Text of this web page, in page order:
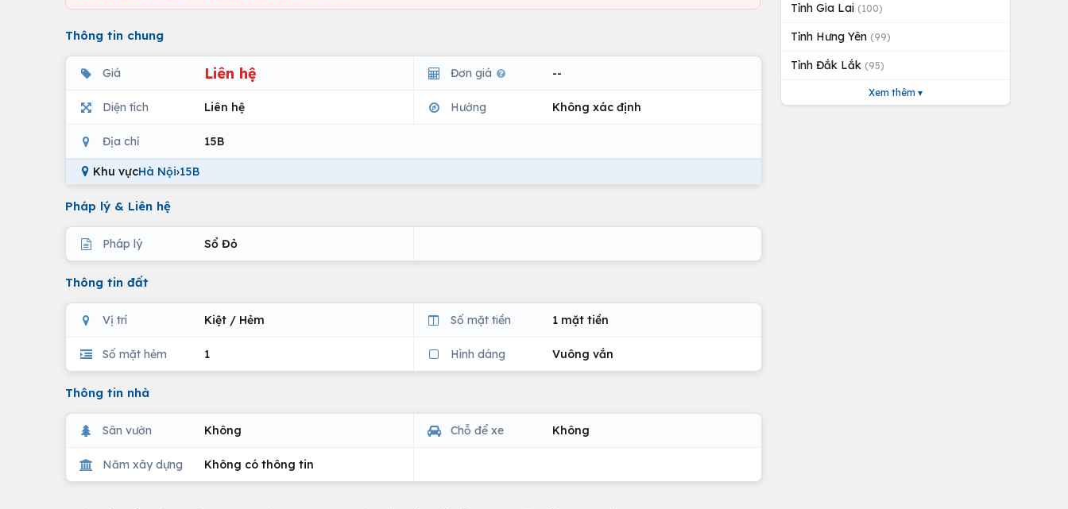
Thông tin chung
Giá Liên hệ Đơn giá --
Diện tích Liên hệ Hướng Không xác định
Địa chỉ 15B
Khu vựcHà Nội›15B
Pháp lý & Liên hệ
Pháp lý Sổ Đỏ
Thông tin đất
Vị trí Kiệt / Hẻm Số mặt tiền 1 mặt tiền
Số mặt hẻm 1 Hình dáng Vuông vắn
Thông tin nhà
Sân vườn Không Chỗ để xe Không
Năm xây dựng Không có thông tin
Tỉnh Gia Lai (100)
Tỉnh Hưng Yên (99)
Tỉnh Đắk Lắk (95)
Xem thêm ▾